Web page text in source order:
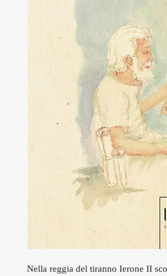
Nella reggia del tiranno Ierone II